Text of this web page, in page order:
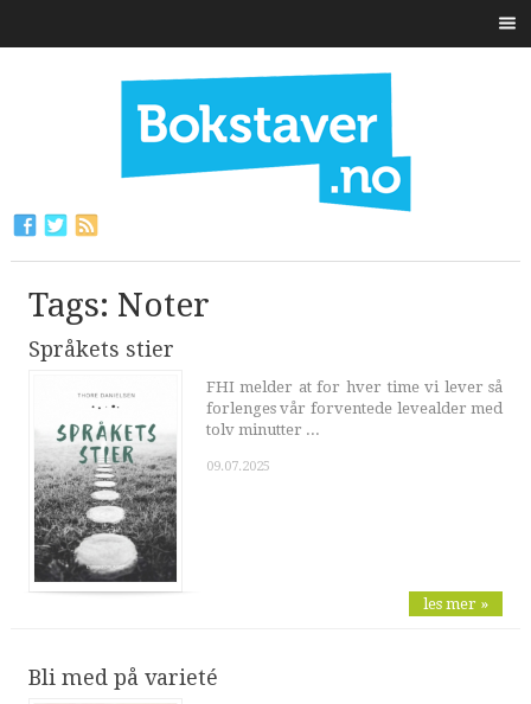
Tags: Noter
Språkets stier
FHI melder at for hver time vi lever så
forlenges vår forventede levealder med
tolv minutter ...
09.07.2025
les mer »
Bli med på varieté